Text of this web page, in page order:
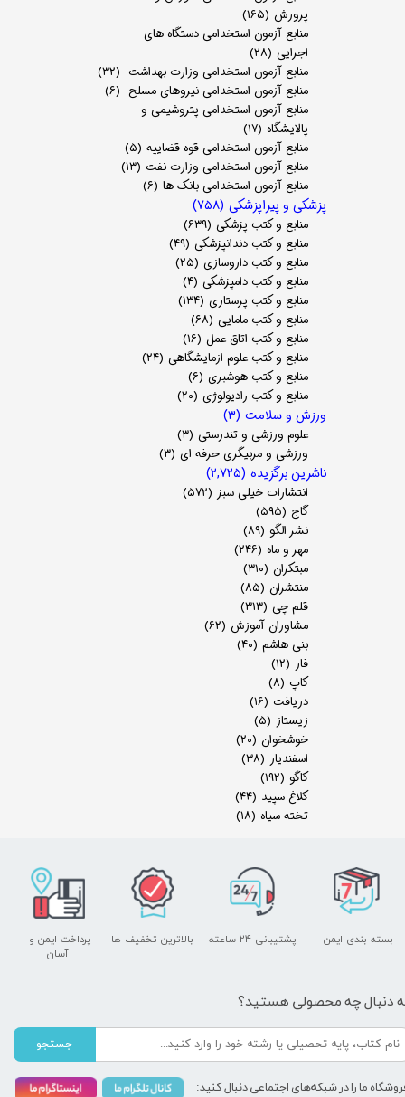
پرورش (۱۶۵)
منابع آزمون استخدامی دستگاه های
اجرایی (۲۸)
منابع آزمون استخدامی وزارت بهداشت (۳۲)
منابع آزمون استخدامی نیروهای مسلح (۶)
منابع آزمون استخدامی پتروشیمی و
پالایشگاه (۱۷)
منابع آزمون استخدامی قوه قضاییه (۵)
منابع آزمون استخدامی وزارت نفت (۱۳)
منابع آزمون استخدامی بانک ها (۶)
پزشکی و پیراپزشکی (۷۵۸)
منابع و کتب پزشکی (۶۳۹)
منابع و کتب دندانپزشکی (۴۹)
منابع و کتب داروسازی (۲۵)
منابع و کتب دامپزشکی (۴)
منابع و کتب پرستاری (۱۳۴)
منابع و کتب مامایی (۶۸)
منابع و کتب اتاق عمل (۱۶)
منابع و کتب علوم ازمایشگاهی (۲۴)
منابع و کتب هوشبری (۶)
منابع و کتب رادیولوژی (۲۰)
ورزش و سلامت (۳)
علوم ورزشی و تندرستی (۳)
ورزشی و مربیگری حرفه ای (۳)
ناشرین برگزیده (۲,۷۲۵)
انتشارات خیلی سبز (۵۷۲)
گاج (۵۹۵)
نشر الگو (۸۹)
مهر و ماه (۲۴۶)
مبتکران (۳۱۰)
منتشران (۸۵)
قلم چی (۳۱۳)
مشاوران آموزش (۶۲)
بنی هاشم (۴۰)
فار (۱۲)
کاپ (۸)
دریافت (۱۶)
زیستاز (۵)
خوشخوان (۲۰)
اسفندیار (۳۸)
کاگو (۱۹۲)
کلاغ سپید (۴۴)
تخته سیاه (۱۸)
پشتیبانی ۲۴ ساعته
پرداخت ایمن و ​​​​​​​
آسان
بسته بندی ایمن بالاترین تخفیف ها
دنبال چه محصولی هستید؟
جستجو
ما را در شبکه‌های اجتماعی دنبال کنید: